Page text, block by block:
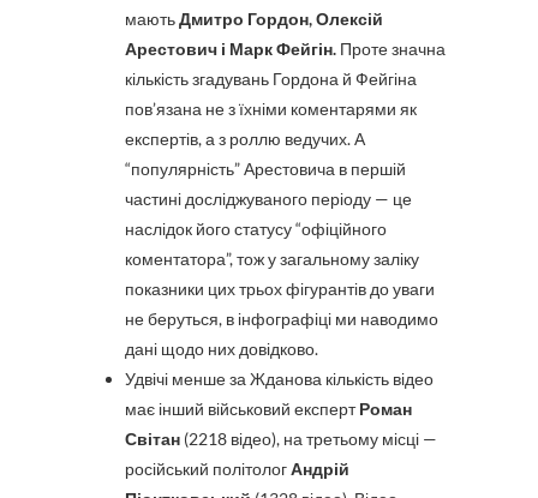
маютьДмитро Гордон, Олексій
Арестович і Марк Фейгін. Проте значна
кількість згадувань Гордона й Фейгіна
пов’язана не з їхніми коментарями як
експертів, а з роллю ведучих. А
“популярність” Арестовича в першій
частині досліджуваного періоду — це
наслідок його статусу “офіційного
коментатора”, тож у загальному заліку
показники цих трьох фігурантів до уваги
не беруться, в інфографіці ми наводимо
дані щодо них довідково.
Удвічі менше за Жданова кількість відео
має інший військовий експертРоман
Світан (2218 відео), на третьому місці —
російський політологАндрій